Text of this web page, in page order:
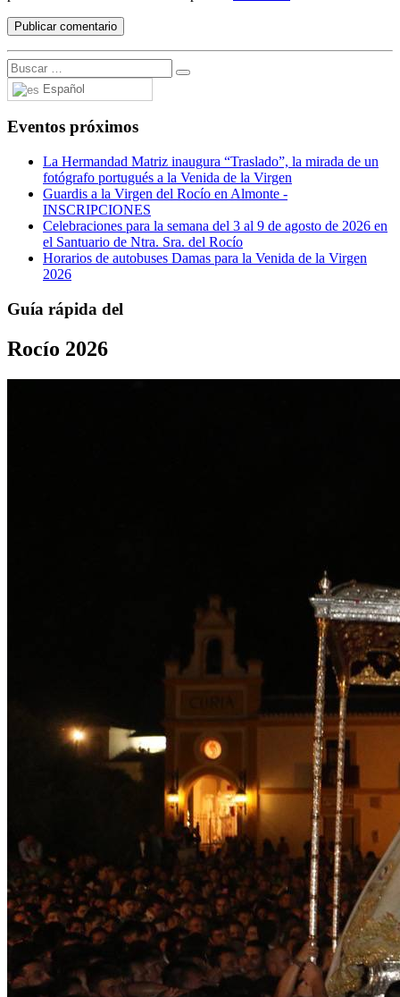
Español
Eventos próximos
La Hermandad Matriz inaugura “Traslado”, la mirada de un
fotógrafo portugués a la Venida de la Virgen
Guardis a la Virgen del Rocío en Almonte -
INSCRIPCIONES
Celebraciones para la semana del 3 al 9 de agosto de 2026 en
el Santuario de Ntra. Sra. del Rocío
Horarios de autobuses Damas para la Venida de la Virgen
2026
Guía rápida del
Rocío 2026